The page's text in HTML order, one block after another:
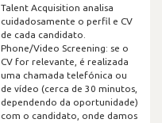
Talent Acquisition analisa
cuidadosamente o perfil e CV
de cada candidato.
Phone/Video Screening: se o
CV for relevante, é realizada
uma chamada telefónica ou
de vídeo (cerca de 30 minutos,
dependendo da oportunidade)
com o candidato, onde damos